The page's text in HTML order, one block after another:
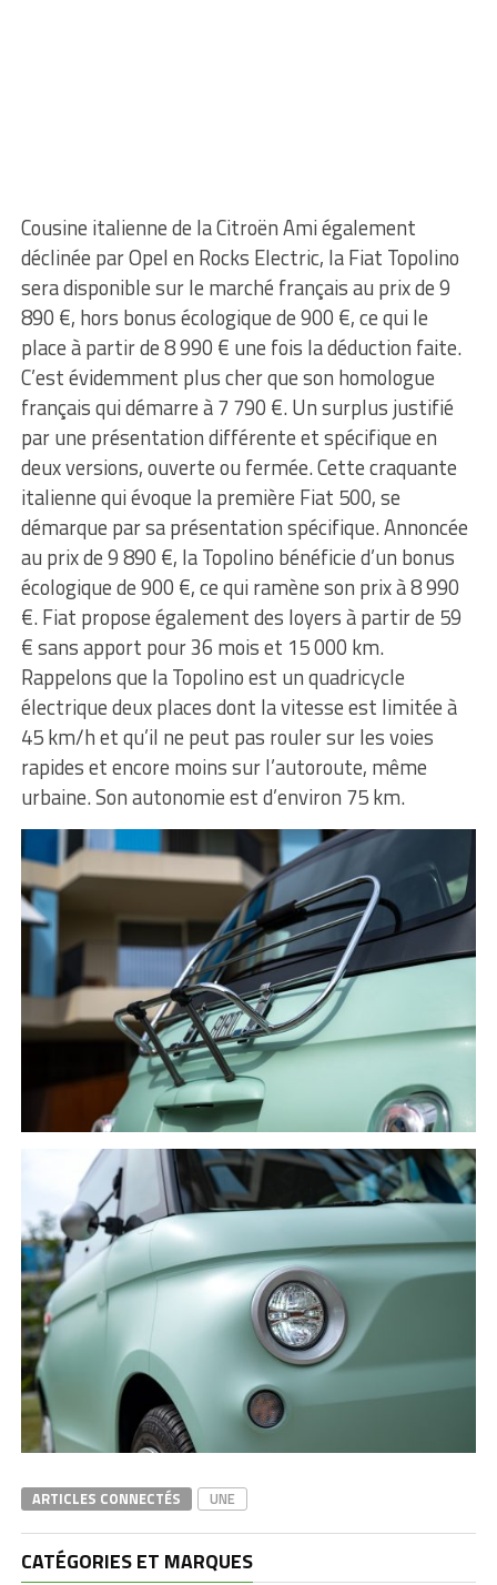
Cousine italienne de la Citroën Ami également
déclinée par Opel en Rocks Electric, la Fiat Topolino
sera disponible sur le marché français au prix de 9
890 €, hors bonus écologique de 900 €, ce qui le
place à partir de 8 990 € une fois la déduction faite.
C’est évidemment plus cher que son homologue
français qui démarre à 7 790 €. Un surplus justifié
par une présentation différente et spécifique en
deux versions, ouverte ou fermée. Cette craquante
italienne qui évoque la première Fiat 500, se
démarque par sa présentation spécifique. Annoncée
au prix de 9 890 €, la Topolino bénéficie d’un bonus
écologique de 900 €, ce qui ramène son prix à 8 990
€. Fiat propose également des loyers à partir de 59
€ sans apport pour 36 mois et 15 000 km.
Rappelons que la Topolino est un quadricycle
électrique deux places dont la vitesse est limitée à
45 km/h et qu’il ne peut pas rouler sur les voies
rapides et encore moins sur l’autoroute, même
urbaine. Son autonomie est d’environ 75 km.
ARTICLES CONNECTÉS UNE
CATÉGORIES ET MARQUES